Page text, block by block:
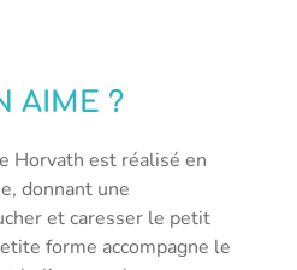
AIME ?
Horvath est réalisé en
donnant une
et caresser le petit
forme accompagne le